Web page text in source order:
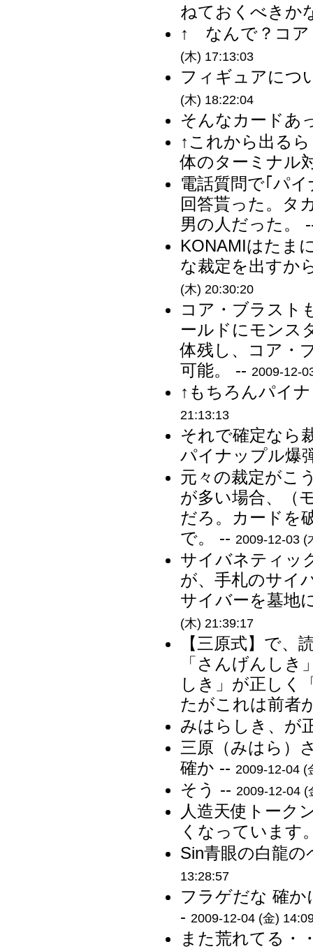
ねておくべきか
↑ なんで？コア
(木) 17:13:03
フィギュアにつ
(木) 18:22:04
そんなカードあ
↑これから出る
体のターミナル
電話質問で｢パ
回答貰った。タ
男の人だった。
KONAMIはたま
な裁定を出すか
(木) 20:30:20
コア・ブラスト
ールドにモンス
体残し、コア・
可能。 -- 2009-12-
↑もちろんパイ
21:13:13
それで確定なら
パイナップル爆
元々の裁定がこ
が多い場合、（
だろ。カードを
で。 -- 2009-12-03 (
サイバネティッ
が、手札のサイ
サイバーを墓地
(木) 21:39:17
【三原式】で
「さんげんし
しき」が正しく
たがこれは前者
みはらしき、が
三原（みはら）
確か -- 2009-12-04 (
そう -- 2009-12-04 (
人造天使トーク
くなっています
Sin青眼の白龍
13:28:57
フラゲだな 確
- 2009-12-04 (金)
また荒れてる・